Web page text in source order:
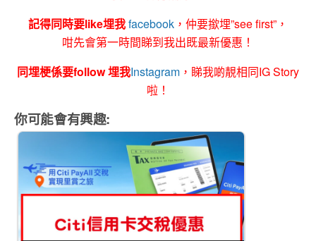
記得同時要like埋我facebook ，仲要撳埋”see first”，
咁先會第一時間睇到我出既最新優惠！
同埋梗係要follow 埋我Instagram ，睇我啲靚相同IG Story
啦！
你可能會有興趣: